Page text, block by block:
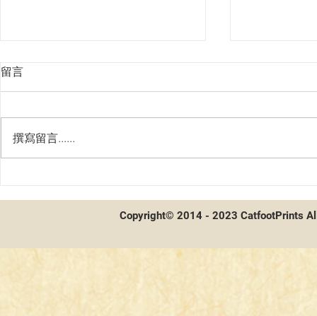
留言
撰寫留言......
Copyright© 2014 - 2023 CatfootPrints